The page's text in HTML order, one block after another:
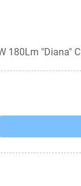
options
180Lm "Diana"